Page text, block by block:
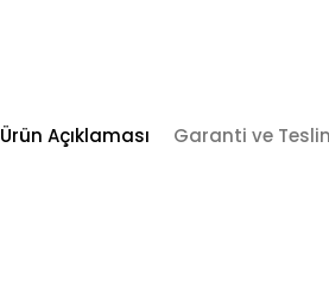
Ürün Açıklaması Garanti ve